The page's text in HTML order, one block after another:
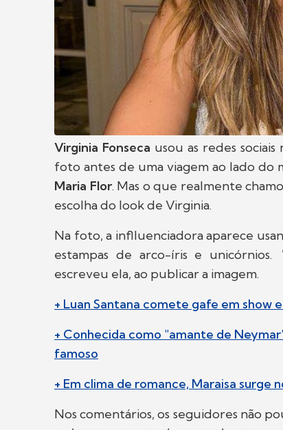
Virginia Fonseca usou as redes
foto antes de uma viagem ao lado do
Maria Flor. Mas o que realmente
escolha do look de Virginia.
Na foto, a inflluenciadora aparece
estampas de arco-íris e unicórnios.
escreveu ela, ao publicar a imagem.
+ Luan Santana comete gafe em show
+ Conhecida como "amante de
famoso
+ Em clima de romance, Maraisa surge
Nos comentários, os seguidores não